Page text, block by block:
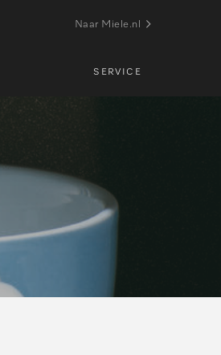
Naar Miele.nl
SERVICE